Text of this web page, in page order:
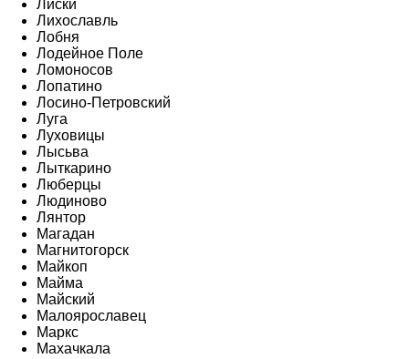
Лиски
Лихославль
Лобня
Лодейное Поле
Ломоносов
Лопатино
Лосино-Петровский
Луга
Луховицы
Лысьва
Лыткарино
Люберцы
Людиново
Лянтор
Магадан
Магнитогорск
Майкоп
Майма
Майский
Малоярославец
Маркс
Махачкала